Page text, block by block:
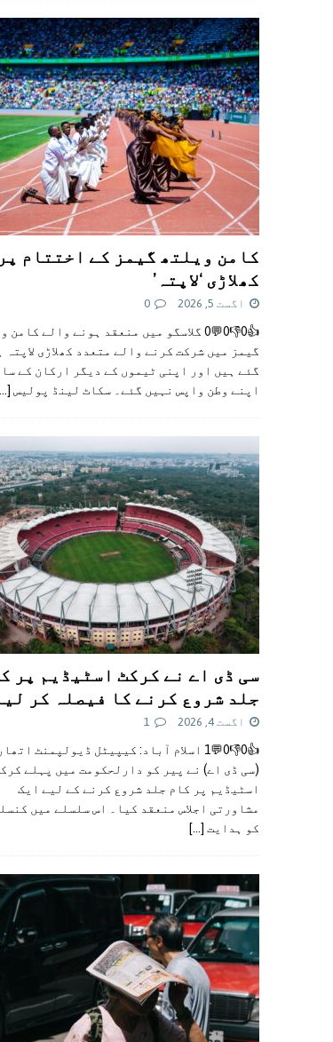
کامن ویلتھ گیمز کے اختتام پر
کھلاڑی ‘لاپتہ’
اگست 5, 2026 0
👍0👎0💬0 گلاسگو میں منعقد ہونے والے کامن
گیمز میں شرکت کرنے والے متعدد کھلاڑی لاپتہ
گئے ہیں اور اپنی ٹیموں کے دیگر ارکان کے
اپنے وطن واپس نہیں گئے۔ سکاٹ لینڈ پولیس
سی ڈی اے نے کرکٹ اسٹیڈیم پر
جلد شروع کرنے کا فیصلہ کر
اگست 4, 2026 1
👍0👎0💬1 اسلام آباد: کیپیٹل ڈیولپمنٹ
(سی ڈی اے) نے پیر کو دارلحکومت میں پہلے
اسٹیڈیم پر کام جلد شروع کرنے کے لیے ایک
مشاورتی اجلاس منعقد کیا۔ اس سلسلے میں
کو ہدایت [...]